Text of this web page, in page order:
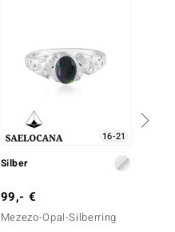
16-21
Silber
99,- €
Mezezo-Opal-Silberring